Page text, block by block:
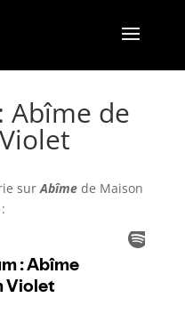
Abîme de
surAbîmede Maison